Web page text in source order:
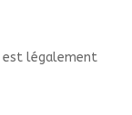
est légalement